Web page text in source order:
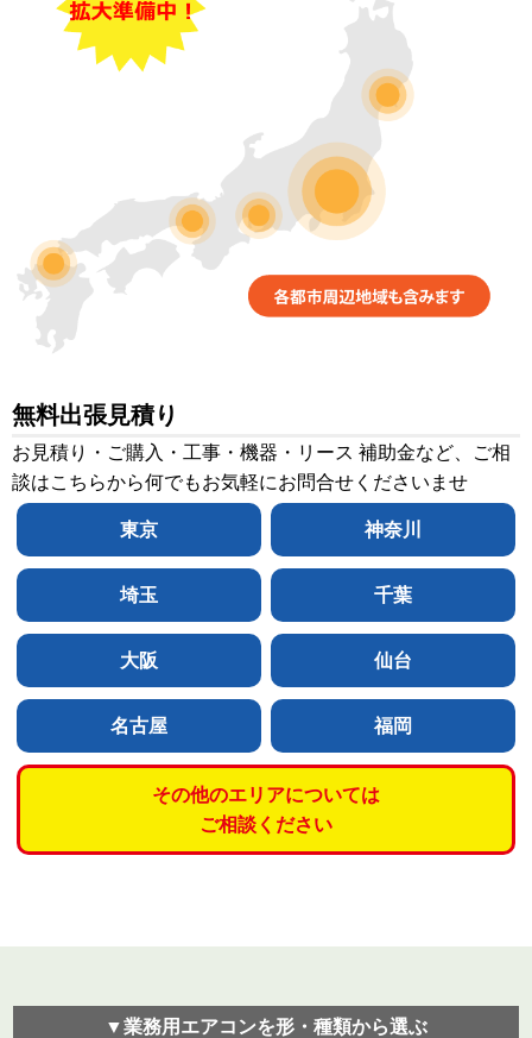
無料出張見積り
お見積り・ご購入・工事・機器・リース 補助金など、ご相
談はこちらから何でもお気軽にお問合せくださいませ
東京 神奈川
埼玉 千葉
大阪 仙台
名古屋 福岡
その他のエリアについては
ご相談ください
▼業務用エアコンを形・種類から選ぶ